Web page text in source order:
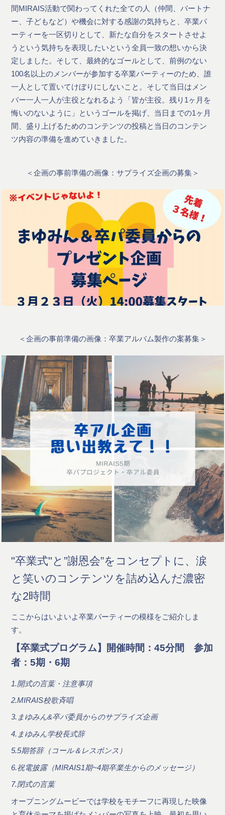
間MIRAIS活動で関わってくれた全ての人（仲間、パートナ
ー、子どもなど）や機会に対する感謝の気持ちと、卒業パ
ーティーを一区切りとして、新たな自分をスタートさせよ
うという気持ちを表現したいという全員一致の想いから決
定しました。そして、最終的なゴールとして、前例のない
100名以上のメンバーが参加する卒業パーティーのため、誰
一人として置いてけぼりにしないこと。そして当日はメン
バー一人一人が主役となれるよう「皆が主役。残り1ヶ月を
悔いのないように」というゴールを掲げ、当日までの1ヶ月
間、盛り上げるためのコンテンツの投稿と当日のコンテン
ツ内容の準備を進めていきました。
＜企画の事前準備の画像：サプライズ企画の募集＞
＜企画の事前準備の画像：卒業アルバム製作の案募集＞
"卒業式"と”謝恩会”をコンセプトに、涙
と笑いのコンテンツを詰め込んだ濃密
な2時間
ここからはいよいよ卒業パーティーの模様をご紹介しま
す。
【卒業式プログラム】開催時間：45分間 参加
者：5期・6期
1.開式の言葉・注意事項
2.MIRAIS校歌斉唱
3.まゆみん&卒パ委員からのサプライズ企画
4.まゆみん学校長式辞
5.5期答辞（コール＆レスポンス）
6.祝電披露（MIRAIS1期~4期卒業生からのメッセージ）
7.閉式の言葉
オープニングムービーでは学校をモチーフに再現した映像